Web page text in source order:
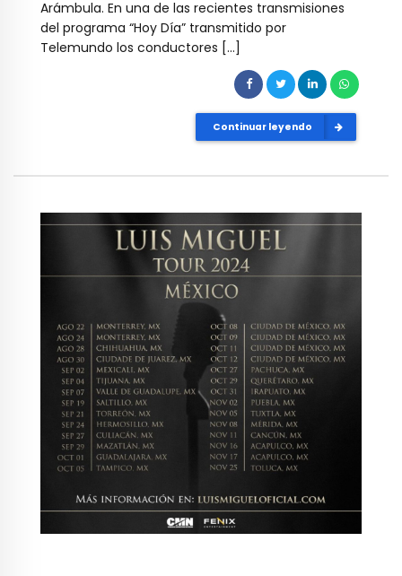
Arámbula. En una de las recientes transmisiones
del programa “Hoy Día” transmitido por
Telemundo los conductores […]
Continuar leyendo